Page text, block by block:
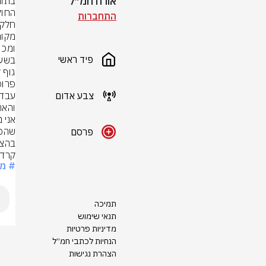
התחברות
פיד ראשי
צבע אדום
פרסם
תמיכה
תנאי שימוש
מדיניות פרטיות
הנחיות לכתבי חמ״ל
הצהרת נגישות
גוף
#